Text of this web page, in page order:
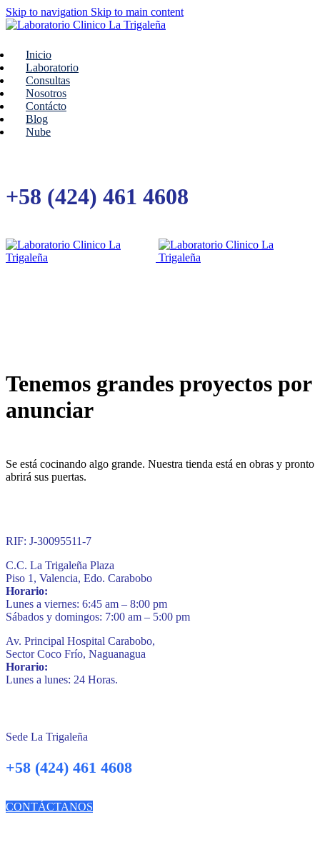
Skip to navigation Skip to main content
Inicio
Laboratorio
Consultas
Nosotros
Contácto
Blog
Nube
+58 (424) 461 4608
Tenemos grandes proyectos por
anunciar
Se está cocinando algo grande. Nuestra tienda está en obras y pronto
abrirá sus puertas.
RIF: J-30095511-7
C.C. La Trigaleña Plaza
Piso 1, Valencia, Edo. Carabobo
Horario:
Lunes a viernes: 6:45 am – 8:00 pm
Sábados y domingos: 7:00 am – 5:00 pm
Av. Principal Hospital Carabobo,
Sector Coco Frío, Naguanagua
Horario:
Lunes a lunes: 24 Horas.
Sede La Trigaleña
+58 (424) 461 4608
CONTÁCTANOS